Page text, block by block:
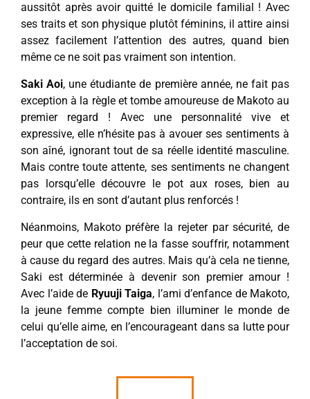
aussitôt après avoir quitté le domicile familial ! Avec
ses traits et son physique plutôt féminins, il attire ainsi
assez facilement l’attention des autres, quand bien
même ce ne soit pas vraiment son intention.
Saki Aoi, une étudiante de première année, ne fait pas
exception à la règle et tombe amoureuse de Makoto au
premier regard ! Avec une personnalité vive et
expressive, elle n’hésite pas à avouer ses sentiments à
son aîné, ignorant tout de sa réelle identité masculine.
Mais contre toute attente, ses sentiments ne changent
pas lorsqu’elle découvre le pot aux roses, bien au
contraire, ils en sont d’autant plus renforcés !
Néanmoins, Makoto préfère la rejeter par sécurité, de
peur que cette relation ne la fasse souffrir, notamment
à cause du regard des autres. Mais qu’à cela ne tienne,
Saki est déterminée à devenir son premier amour !
Avec l’aide de Ryuuji Taiga, l’ami d’enfance de Makoto,
la jeune femme compte bien illuminer le monde de
celui qu’elle aime, en l’encourageant dans sa lutte pour
l’acceptation de soi.